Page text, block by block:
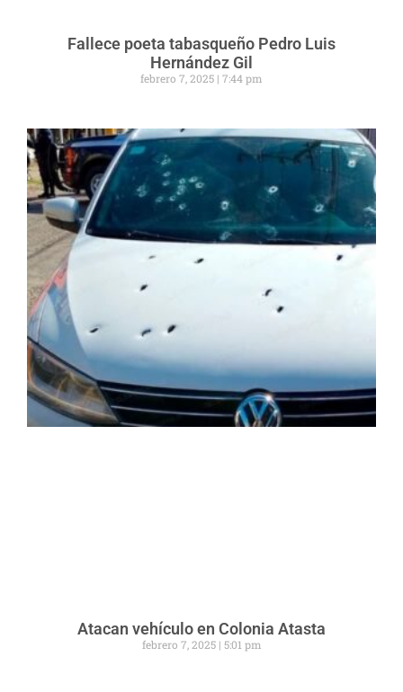
Fallece poeta tabasqueño Pedro Luis
Hernández Gil
febrero 7, 2025 7:44 pm
Atacan vehículo en Colonia Atasta
febrero 7, 2025 5:01 pm